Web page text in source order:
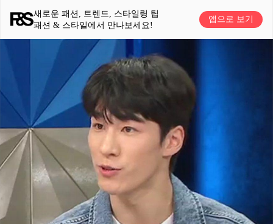
새로운 패션, 트렌드, 스타일링 팁
패션 & 스타일에서 만나보세요!
앱으로 보기